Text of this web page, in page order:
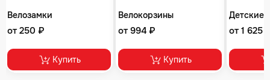
Велозамки
от 250 ₽
Купить
Велокорзины
от 994 ₽
Купить
Детские
от 1 625